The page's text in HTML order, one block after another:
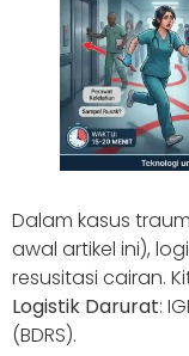
Dalam kasus
awal artikel ini),
resusitasi cairan.
Logistik Darurat:
(BDRS).